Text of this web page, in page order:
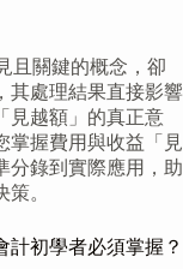
且關鍵的概念，卻
其處理結果直接影響
見越額」的真正意
掌握費用與收益「見
分錄到實際應用，助
。
計初學者必須掌握？